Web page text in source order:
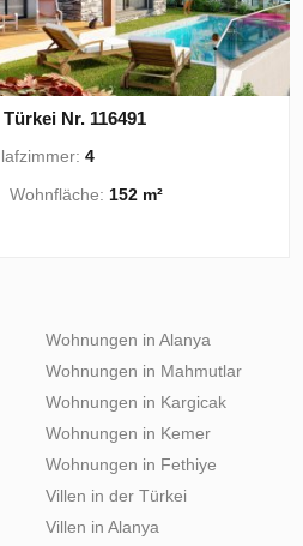
Nr. 116491
4
Wohnfläche: 152 m²
Wohnungen in Alanya
Wohnungen in Mahmutlar
Wohnungen in Kargicak
Wohnungen in Kemer
Wohnungen in Fethiye
Villen in der Türkei
Villen in Alanya